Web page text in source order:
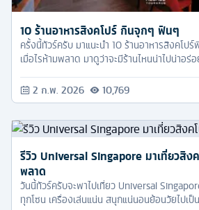
10 ร้านอาหารสิงคโปร์ กินจุกๆ ฟินๆ
ครั้งนี้ทัวร์ครับ มาแนะนำ 10 ร้านอาหารสิงคโป
เมื่อไรห้ามพลาด มาดูว่าจะมีร้านไหนน่าไปน่าอ
2 ก.พ. 2026 10,769
รีวิว Universal Singapore มาเที่ยวสิง
พลาด
วันนี้ทัวร์ครับจะพาไปเที่ยว Universal
ทุกโซน เครื่องเล่นแน่น สนุกแน่นอนย้อนวัยไปเป็